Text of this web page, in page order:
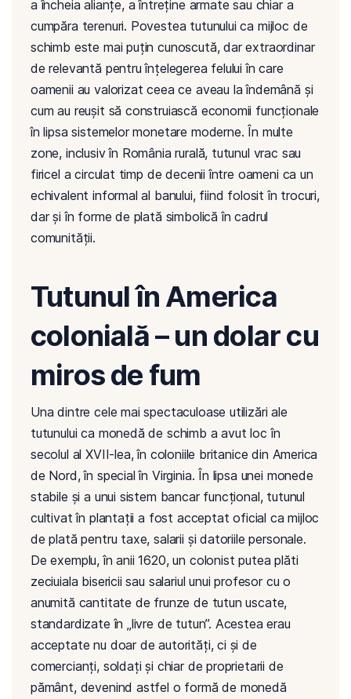
a încheia alianțe, a întreține armate sau chiar a
cumpăra terenuri. Povestea tutunului ca mijloc de
schimb este mai puțin cunoscută, dar extraordinar
de relevantă pentru înțelegerea felului în care
oamenii au valorizat ceea ce aveau la îndemână și
cum au reușit să construiască economii funcționale
în lipsa sistemelor monetare moderne. În multe
zone, inclusiv în România rurală, tutunul vrac sau
firicel a circulat timp de decenii între oameni ca un
echivalent informal al banului, fiind folosit în trocuri,
dar și în forme de plată simbolică în cadrul
comunității.
Tutunul în America
colonială – un dolar cu
miros de fum
Una dintre cele mai spectaculoase utilizări ale
tutunului ca monedă de schimb a avut loc în
secolul al XVII-lea, în coloniile britanice din America
de Nord, în special în Virginia. În lipsa unei monede
stabile și a unui sistem bancar funcțional, tutunul
cultivat în plantații a fost acceptat oficial ca mijloc
de plată pentru taxe, salarii și datoriile personale.
De exemplu, în anii 1620, un colonist putea plăti
zeciuiala bisericii sau salariul unui profesor cu o
anumită cantitate de frunze de tutun uscate,
standardizate în „livre de tutun”. Acestea erau
acceptate nu doar de autorități, ci și de
comercianți, soldați și chiar de proprietarii de
pământ, devenind astfel o formă de monedă